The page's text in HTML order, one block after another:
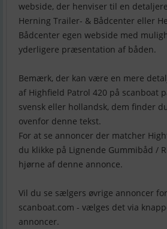
webside, der henviser til en
Herning Trailer- & Bådcenter eller
Bådcenter egen webside med
yderligere præsentation af båden.
Bemærk, der kan være en mere
af Highfield Patrol 420 på scanboat
svensk eller hollandsk, dem finder
ovenfor denne tekst.
For at se annoncer der matcher
du klikke på Lignende Gummibåd /
hjørne af denne annonce.
Vil du se sælgers øvrige annoncer
scanboat.com - vælges det via
annoncer.